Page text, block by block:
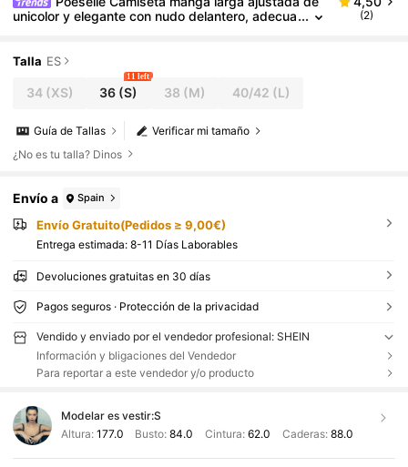
unicolor y elegante con nudo delantero, adecua
(2)
Talla ES
34(XS) 36 (S)
11 left
38 (M) 40/42 (L)
Verificar mi tamaño
Guía de Tallas
¿No es tu talla? Dinos
Envío a Spain
Envío Gratuito(Pedidos ≥ 9,00€)
Entrega estimada: 8-11 Días Laborables
Devoluciones gratuitas en 30 días
Pagos seguros · Protección de la privacidad
Vendido y enviado por el vendedor profesional: SHEIN
Información y bligaciones del Vendedor
Para reportar a este vendedor y/o producto
Modelar es vestir:S
Altura: 177.0 Busto:84.0 Cintura: 62.0 Caderas: 88.0